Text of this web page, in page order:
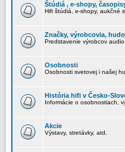
Štúdiá , e-shopy,
Hifi štúdiá, e-shopy, aukčné
Značky, výrobcovia,
Predstavenie výrobcov
Osobnosti
Osobnosti svetovej i našej
História hifi v Česko-
Informácie o osobnostiach,
Akcie
Výstavy, stretávky, atd.